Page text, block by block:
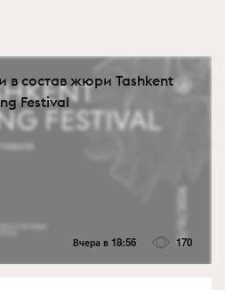
в состав жюри Tashkent
Festival
Вчера в 18:56 170